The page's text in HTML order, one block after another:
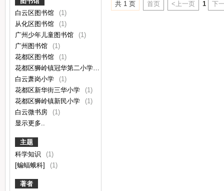
白云区图书馆
(1)
从化区图书馆
(1)
广州少年儿童图书馆
(1)
广州图书馆
(1)
花都区图书馆
(1)
花都区狮岭镇冠华第二小学(1)
白云萧岗小学
(1)
花都区新华街三华小学
(1)
花都区狮岭镇新民小学
(1)
白云微书房
(1)
显示更多..
主题
科学知识
(1)
[蝙蝠蛾科]
(1)
著者
共 1 页 首页 <上一页 1 下